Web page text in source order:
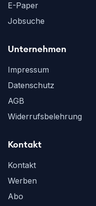
E-Paper
Jobsuche
Unternehmen
Impressum
Datenschutz
AGB
Widerrufsbelehrung
Kontakt
Kontakt
Werben
Abo